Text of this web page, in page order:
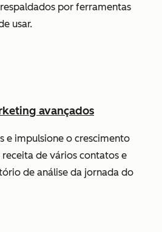
por ferramentas
usar.
avançados
e impulsione o crescimento
de vários contatos e
de análise da jornada do